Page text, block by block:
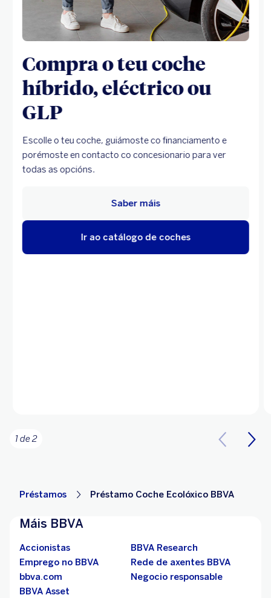
Compra o teu coche
híbrido, eléctrico ou
GLP
Escolle o teu coche, guiámoste co financiamento e
porémoste en contacto co concesionario para ver
todas as opcións.
Ir ao catálogo de coches
Saber máis
1 de 2
Préstamos Préstamo Coche Ecolóxico BBVA
Máis BBVA
Accionistas
BBVA Research
Emprego no BBVA
Rede de axentes BBVA
bbva.com
Negocio responsable
BBVA Asset